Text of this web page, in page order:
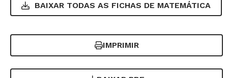
BAIXAR TODAS AS FICHAS DE MATEMÁTICA
IMPRIMIR